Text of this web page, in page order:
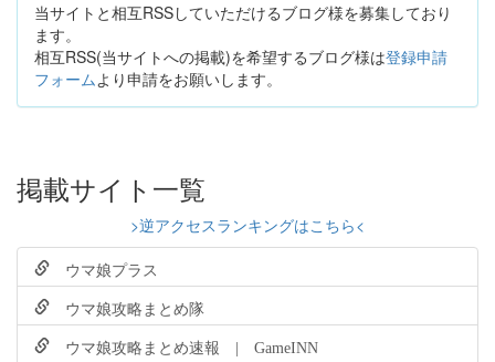
当サイトと相互RSSしていただけるブログ様を募集しており
ます。
相互RSS(当サイトへの掲載)を希望するブログ様は登録申請
フォームより申請をお願いします。
掲載サイト一覧
>逆アクセスランキングはこちら<
ウマ娘プラス
ウマ娘攻略まとめ隊
ウマ娘攻略まとめ速報 | GameINN